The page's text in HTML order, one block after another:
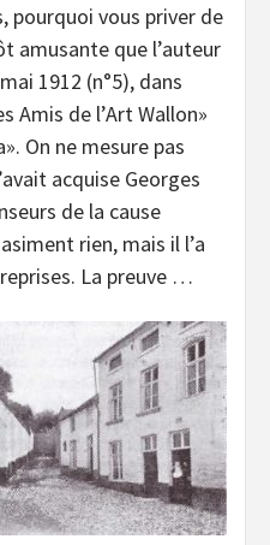
pourquoi vous priver de
amusante que l’auteur
1912 (n°5), dans
Amis de l’Art Wallon»
On ne mesure pas
acquise Georges
de la cause
rien, mais il l’a
La preuve …